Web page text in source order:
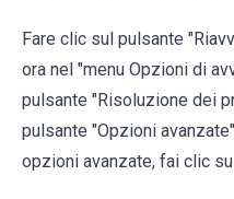
Fare clic sul pulsante
ora nel "menu Opzioni di
pulsante "Risoluzione dei
pulsante "Opzioni
opzioni avanzate, fai clic